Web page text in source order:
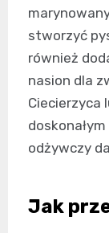
stworzyć
również
nasion dla
Ciecierzyca
odżywczy
Jak